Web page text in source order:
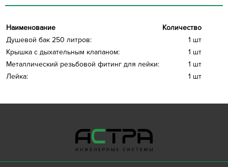
Наименование
Количество
Душевой бак 250 литров:
1 шт
Крышка с дыхательным клапаном:
1 шт
Металлический резьбовой фитинг для лейки:
1 шт
Лейка:
1 шт